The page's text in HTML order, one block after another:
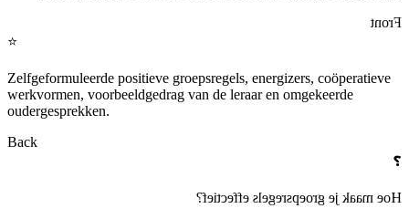
Front
⭐
Zelfgeformuleerde positieve groepsregels, energizers, coöperatieve
werkvormen, voorbeeldgedrag van de leraar en omgekeerde
oudergesprekken.
Back
❓
Hoe maak je groepsregels effectief?